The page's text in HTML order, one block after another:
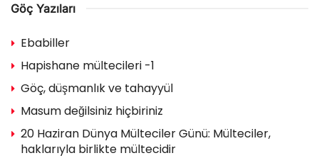
Göç Yazıları
Ebabiller
Hapishane mültecileri -1
Göç, düşmanlık ve tahayyül
Masum değilsiniz hiçbiriniz
20 Haziran Dünya Mülteciler Günü: Mülteciler,
haklarıyla birlikte mültecidir